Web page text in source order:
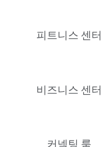
피트니스 센터
비즈니스 센터
커넥팅 룸